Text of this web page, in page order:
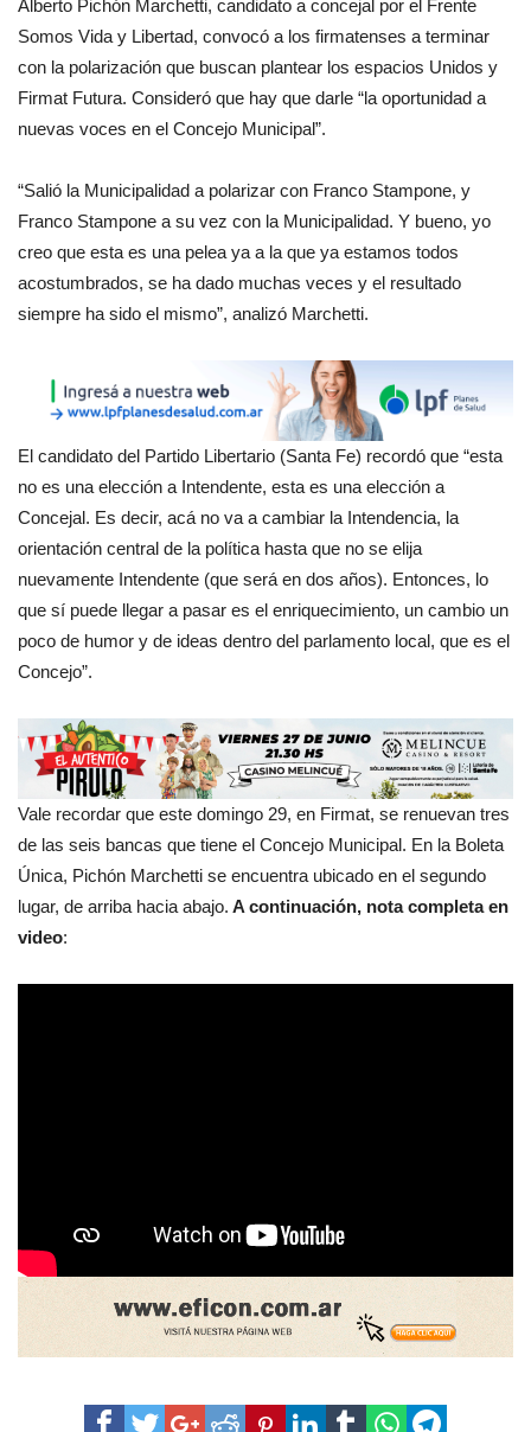
Alberto Pichón Marchetti, candidato a concejal por el Frente
Somos Vida y Libertad, convocó a los firmatenses a terminar
con la polarización que buscan plantear los espacios Unidos y
Firmat Futura. Consideró que hay que darle “la oportunidad a
nuevas voces en el Concejo Municipal”.
“Salió la Municipalidad a polarizar con Franco Stampone, y
Franco Stampone a su vez con la Municipalidad. Y bueno, yo
creo que esta es una pelea ya a la que ya estamos todos
acostumbrados, se ha dado muchas veces y el resultado
siempre ha sido el mismo”, analizó Marchetti.
El candidato del Partido Libertario (Santa Fe) recordó que “esta
no es una elección a Intendente, esta es una elección a
Concejal. Es decir, acá no va a cambiar la Intendencia, la
orientación central de la política hasta que no se elija
nuevamente Intendente (que será en dos años). Entonces, lo
que sí puede llegar a pasar es el enriquecimiento, un cambio un
poco de humor y de ideas dentro del parlamento local, que es el
Concejo”.
Vale recordar que este domingo 29, en Firmat, se renuevan tres
de las seis bancas que tiene el Concejo Municipal. En la Boleta
Única, Pichón Marchetti se encuentra ubicado en el segundo
lugar, de arriba hacia abajo. A continuación, nota completa en
video: